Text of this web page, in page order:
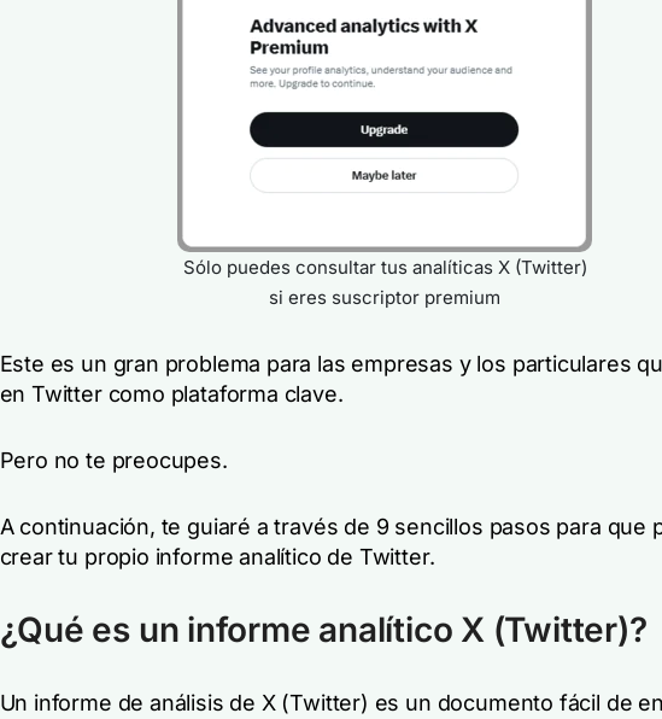
Sólo puedes consultar tus analíticas X (Twitter)
si eres suscriptor premium
Este es un gran problema para las empresas y los particulares
en Twitter como plataforma clave.
Pero no te preocupes.
A continuación, te guiaré a través de 9 sencillos pasos para que
crear tu propio informe analítico de Twitter.
¿Qué es un informe analítico X (Twitter)?
Un informe de análisis de X (Twitter) es un documento fácil de